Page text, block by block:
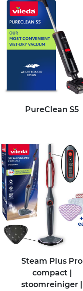
PureClean S5
Steam Plus Pro
compact |
stoomreiniger |